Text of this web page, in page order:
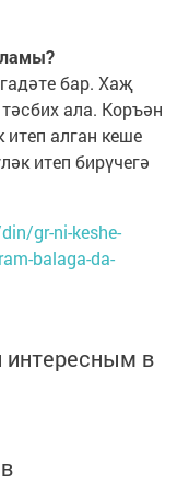
бар. Хаҗ
ала. Коръән
алган кеше
итеп бирүчегә
gr-ni-keshe-
balaga-da-
в